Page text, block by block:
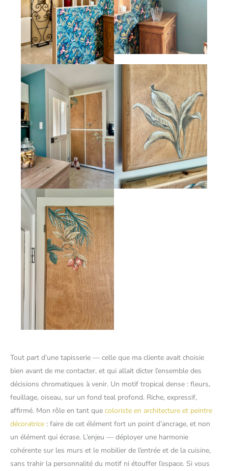
Tout part d’une tapisserie — celle que ma cliente avait choisie
bien avant de me contacter, et qui allait dicter l’ensemble des
décisions chromatiques à venir. Un motif tropical dense : fleurs,
feuillage, oiseau, sur un fond teal profond. Riche, expressif,
affirmé. Mon rôle en tant que coloriste en architecture et peintre
décoratrice : faire de cet élément fort un point d’ancrage, et non
un élément qui écrase. L’enjeu — déployer une harmonie
cohérente sur les murs et le mobilier de l’entrée et de la cuisine,
sans trahir la personnalité du motif ni étouffer l’espace. Si vous